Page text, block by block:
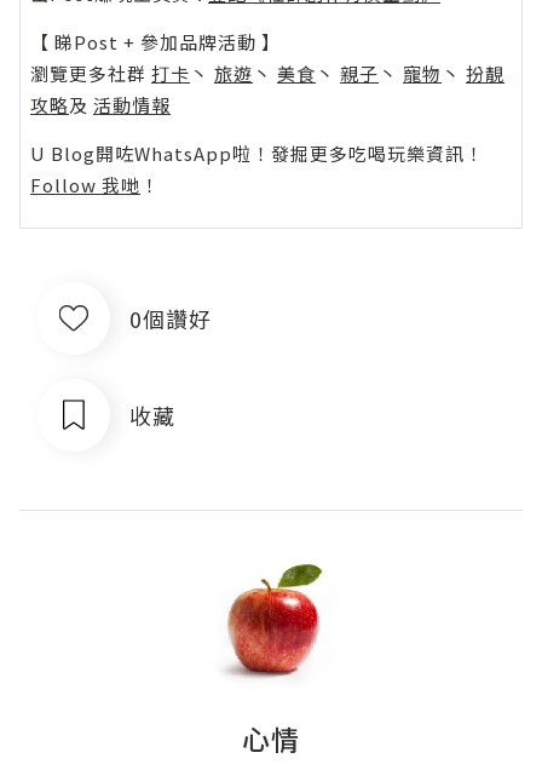
【 睇Post + 參加品牌活動 】
瀏覽更多社群 打卡 丶 旅遊 丶 美食 丶 親子 丶 寵物 丶 扮靚
攻略及 活動情報
U Blog開咗WhatsApp啦！發掘更多吃喝玩樂資訊！
Follow 我哋 ！
0個讚好
收藏
心情